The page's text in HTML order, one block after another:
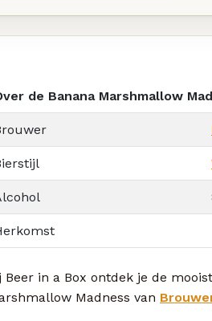
de Banana Marshmallow
Beer in a Box ontdek je de
Madness van